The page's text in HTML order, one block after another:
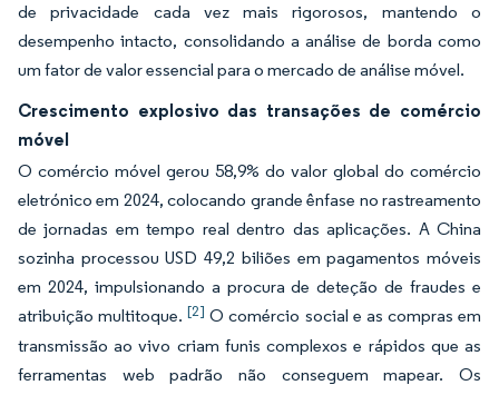
de privacidade cada vez mais rigorosos, mantendo o
desempenho intacto, consolidando a análise de borda como
um fator de valor essencial para o mercado de análise móvel.
Crescimento explosivo das transações de comércio
móvel
O comércio móvel gerou 58,9% do valor global do comércio
eletrónico em 2024, colocando grande ênfase no rastreamento
de jornadas em tempo real dentro das aplicações. A China
sozinha processou USD 49,2 biliões em pagamentos móveis
em 2024, impulsionando a procura de deteção de fraudes e
atribuição multitoque.[2] O comércio social e as compras em
transmissão ao vivo criam funis complexos e rápidos que as
ferramentas web padrão não conseguem mapear. Os